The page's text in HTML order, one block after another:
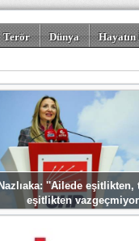
Terör Dünya
Nazlıaka: ''Ailede eşitlikten,
eşitlikten